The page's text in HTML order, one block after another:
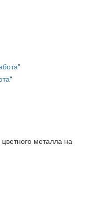
металла на